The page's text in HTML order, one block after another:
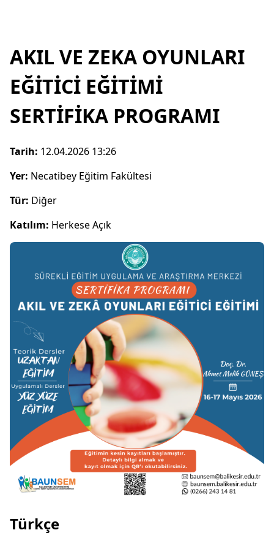
AKIL VE ZEKA OYUNLARI
EĞİTİCİ EĞİTİMİ
SERTİFİKA PROGRAMI
Tarih: 12.04.2026 13:26
Yer: Necatibey Eğitim Fakültesi
Tür: Diğer
Katılım: Herkese Açık
Türkçe